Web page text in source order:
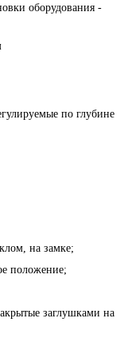
оборудования -
по глубине
на замке;
положение;
заглушками на